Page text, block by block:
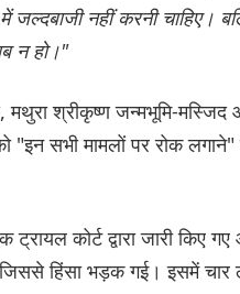
नहीं करनी चाहिए।
न हो।"
श्रीकृष्ण जन्मभूमि-मस्जिद
सभी मामलों पर रोक लगाने"
कोर्ट द्वारा जारी किए
हिंसा भड़क गई। इसमें चार